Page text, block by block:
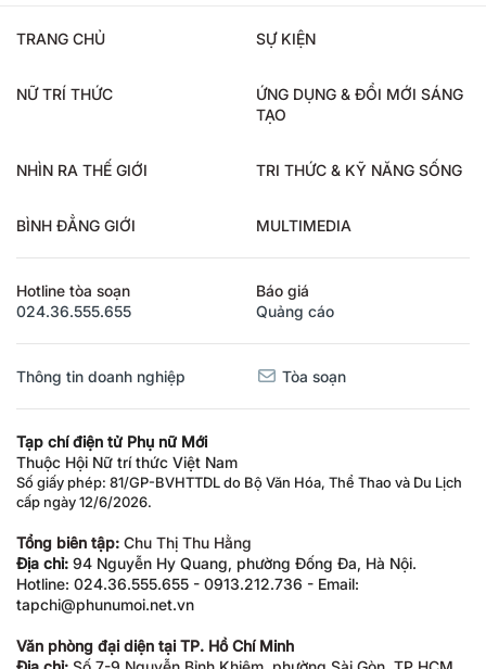
TRANG CHỦ SỰ KIỆN
NỮ TRÍ THỨC
ỨNG DỤNG & ĐỔI MỚI SÁNG
TẠO
NHÌN RA THẾ GIỚI TRI THỨC & KỸ NĂNG SỐNG
BÌNH ĐẲNG GIỚI MULTIMEDIA
Hotline tòa soạn
024.36.555.655
Báo giá
Quảng cáo
Thông tin doanh nghiệp Tòa soạn
Tạp chí điện tử Phụ nữ Mới
Thuộc Hội Nữ trí thức Việt Nam
Số giấy phép: 81/GP-BVHTTDL do Bộ Văn Hóa, Thể Thao và Du Lịch
cấp ngày 12/6/2026.
Tổng biên tập: Chu Thị Thu Hằng
Địa chỉ: 94 Nguyễn Hy Quang, phường Đống Đa, Hà Nội.
Hotline: 024.36.555.655 - 0913.212.736 - Email:
tapchi@phunumoi.net.vn
Văn phòng đại diện tại TP. Hồ Chí Minh